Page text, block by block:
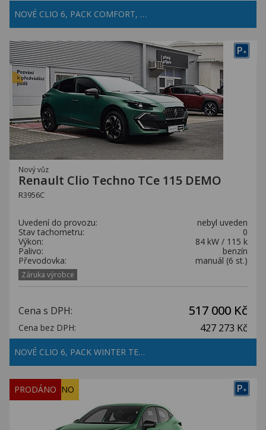
NOVÉ CLIO 6, PACK COMFORT, …
P+
Nový vůz
Renault Clio Techno TCe 115 DEMO
R3956C
Uvedení do provozu:
nebyl uveden
Stav tachometru:
0
Výkon:
84 kW / 115 k
Palivo:
benzín
Převodovka:
manuál (6 st.)
Záruka výrobce
Cena s DPH: 517 000 Kč
Cena bez DPH: 427 273 Kč
NOVÉ CLIO 6, PACK WINTER TE…
P+
REZERVOVÁNO
PRODÁNO